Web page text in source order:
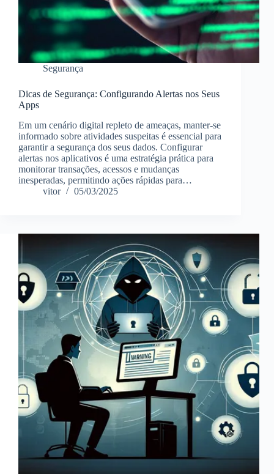
Segurança
Dicas de Segurança: Configurando Alertas nos Seus
Apps
Em um cenário digital repleto de ameaças, manter-se
informado sobre atividades suspeitas é essencial para
garantir a segurança dos seus dados. Configurar
alertas nos aplicativos é uma estratégia prática para
monitorar transações, acessos e mudanças
inesperadas, permitindo ações rápidas para…
vitor
05/03/2025